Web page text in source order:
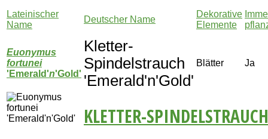
Lateinischer
Name
Deutscher Name
Dekorative
Elemente
Euonymus
fortunei
'Emerald'n'Gold'
Kletter-
Spindelstrauch
'Emerald'n'Gold'
Blätter Ja
KLETTER-